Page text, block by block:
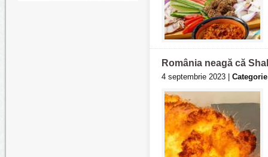
România neagă că
4 septembrie 2023 |